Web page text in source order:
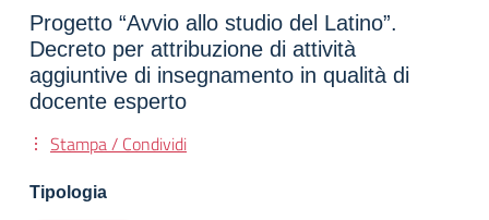
Progetto “Avvio allo studio del Latino”.
Decreto per attribuzione di attività
aggiuntive di insegnamento in qualità di
docente esperto
Stampa / Condividi
Tipologia